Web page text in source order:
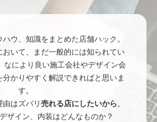
ウ、知識をまとめた店舗ハック。
おいて、まだ一般的には知られてい
なにより良い施工会社やデザイン会
かりやすく解説できればと思いま
す。
はズバリ 売れる店にしたいから 。
ザイン、内装はどんなものか？